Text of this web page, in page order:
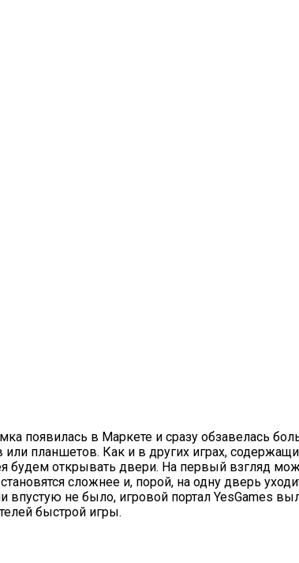
появилась в Маркете и сразу обзавелась
или планшетов. Как и в других играх,
будем открывать двери. На первый взгляд
сложнее и, порой, на одну дверь
впустую не было, игровой портал YesGames
быстрой игры.